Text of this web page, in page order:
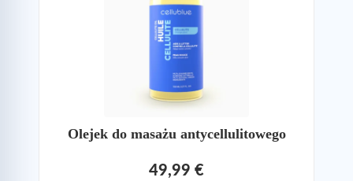
Olejek do masażu antycellulitowego
49,99 €